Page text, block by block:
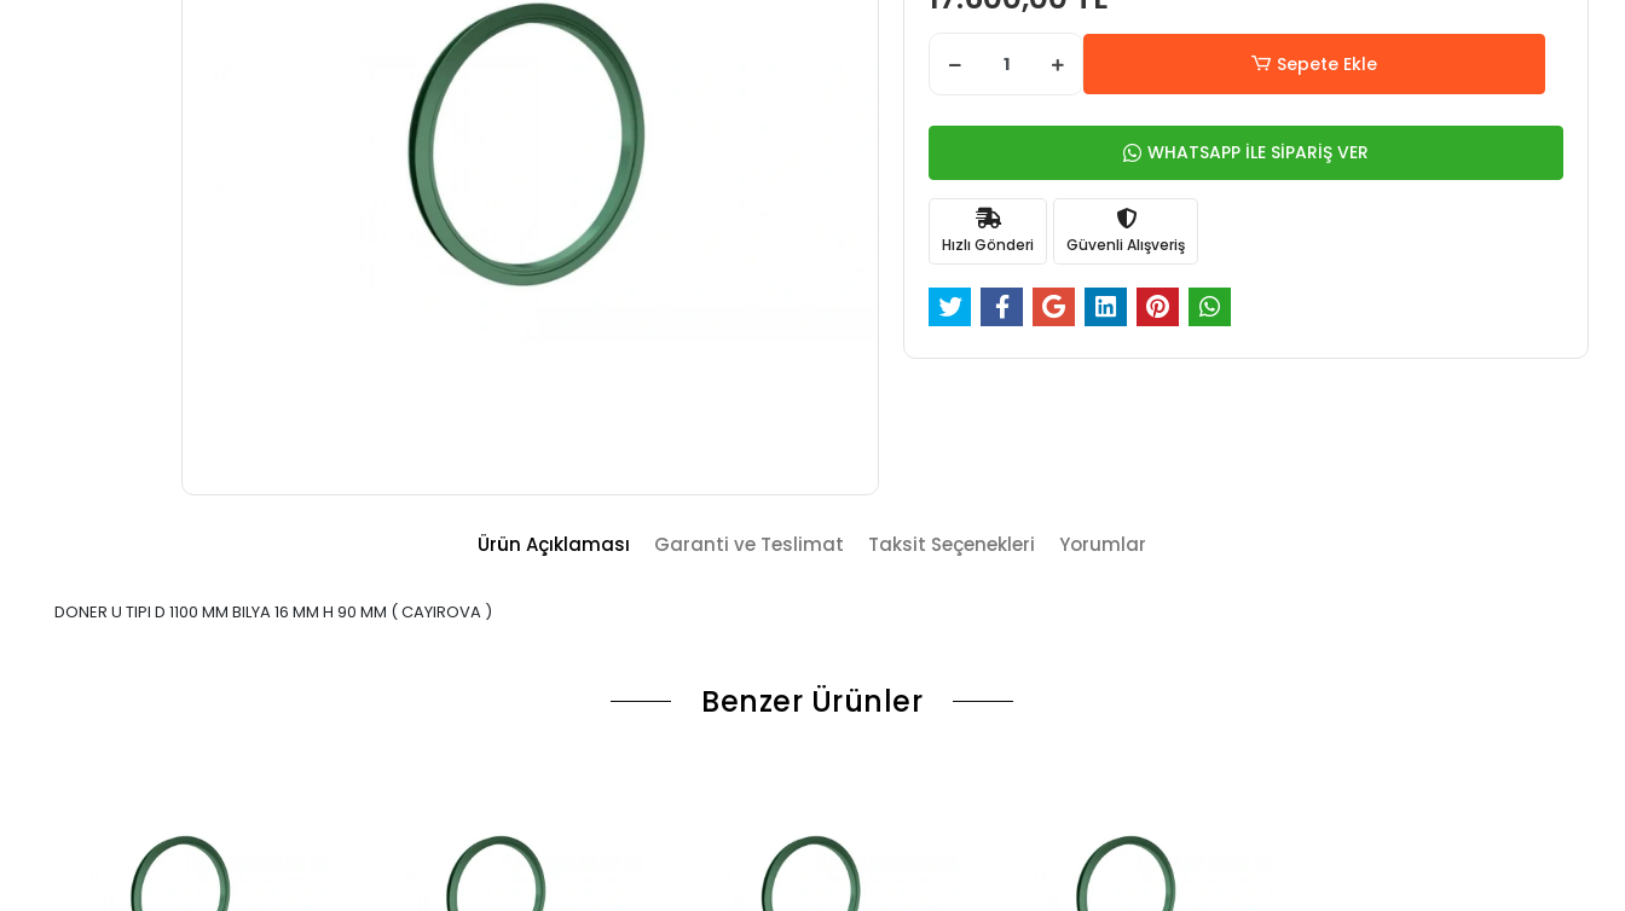
Sepete Ekle
WHATSAPP İLE SİPARİŞ VER
Hızlı Gönderi Güvenli Alışveriş
Ürün Açıklaması Garanti ve Teslimat Taksit Seçenekleri Yorumlar
DONER U TIPI D 1100 MM BILYA 16 MM H 90 MM ( CAYIROVA )
Benzer Ürünler